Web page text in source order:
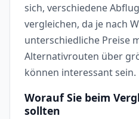
sich, verschiedene
vergleichen, da je nach
unterschiedliche Preise
Alternativrouten über
können interessant sein.
Worauf Sie beim
sollten